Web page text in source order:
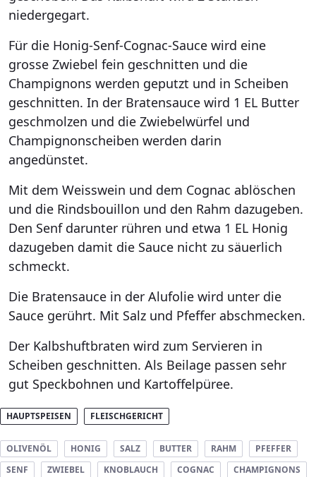
niedergegart.
Für die Honig-Senf-Cognac-Sauce wird eine
grosse Zwiebel fein geschnitten und die
Champignons werden geputzt und in Scheiben
geschnitten. In der Bratensauce wird 1 EL Butter
geschmolzen und die Zwiebelwürfel und
Champignonscheiben werden darin
angedünstet.
Mit dem Weisswein und dem Cognac ablöschen
und die Rindsbouillon und den Rahm dazugeben.
Den Senf darunter rühren und etwa 1 EL Honig
dazugeben damit die Sauce nicht zu säuerlich
schmeckt.
Die Bratensauce in der Alufolie wird unter die
Sauce gerührt. Mit Salz und Pfeffer abschmecken.
Der Kalbshuftbraten wird zum Servieren in
Scheiben geschnitten. Als Beilage passen sehr
gut Speckbohnen und Kartoffelpüree.
HAUPTSPEISEN FLEISCHGERICHT
OLIVENÖL HONIG SALZ BUTTER RAHM
PFEFFER
SENF
ZWIEBEL KNOBLAUCH COGNAC
CHAMPIGNONS